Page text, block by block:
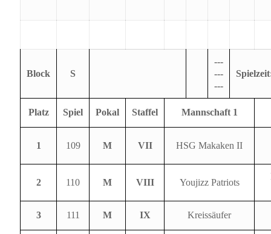
Block S
---
---
---
Platz Spiel Pokal Staffel Mannschaft 1
1 109 M VII HSG Makaken II
2 110 M VIII Youjizz Patriots
3 111 M IX Kreissäufer